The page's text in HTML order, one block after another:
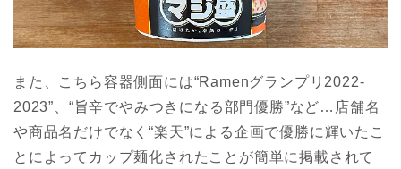
また、こちら容器側面には“Ramenグランプリ2022-
2023”、“旨辛でやみつきになる部門優勝”など…店舗名
や商品名だけでなく“楽天”による企画で優勝に輝いたこ
とによってカップ麺化されたことが簡単に掲載されて